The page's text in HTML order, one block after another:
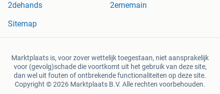
2dehands
2ememain
Sitemap
Marktplaats is, voor zover wettelijk toegestaan, niet aansprakelijk
voor (gevolg)schade die voortkomt uit het gebruik van deze site,
dan wel uit fouten of ontbrekende functionaliteiten op deze site.
Copyright © 2026 Marktplaats B.V. Alle rechten voorbehouden.